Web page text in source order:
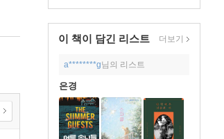
이 책이 담긴 리스트 더보기
a********g님의 리스트
은경